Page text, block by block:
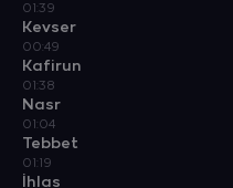
01:39
Kevser
00:49
Kafirun
01:38
Nasr
01:04
Tebbet
01:19
İhlas